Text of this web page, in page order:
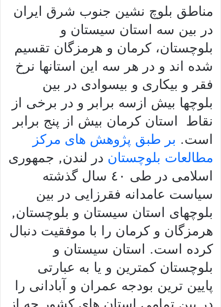
مناطق بلوچ نشین جنوب شرق ایران
در بین سه استان سیستان و
بلوچستان، کرمان و هرمزگان تقسیم
شده اند و در هر سه این استانها نرخ
فقر و بیکاری و بیسوادی در بین
بلوچها بیش ازسه برابر و در برخی از
نقاط استان کرمان بیش از پنج برابر
است. بر طبق پژوهش های مرکز
مطالعات بلوچستان در لندن, جمهوری
اسلامی در طی ٤٠ سال گذشته
سیاست عامدانه فقرزایی در بین
بلوچهای استان سیستان و بلوچستان,
هرمزگان و کرمان را با موفقیت دنبال
کرده است. استان سیستان و
بلوچستان كمترین و یا به عبارتی
پایین ترین بودجه عمران و آبادانی را